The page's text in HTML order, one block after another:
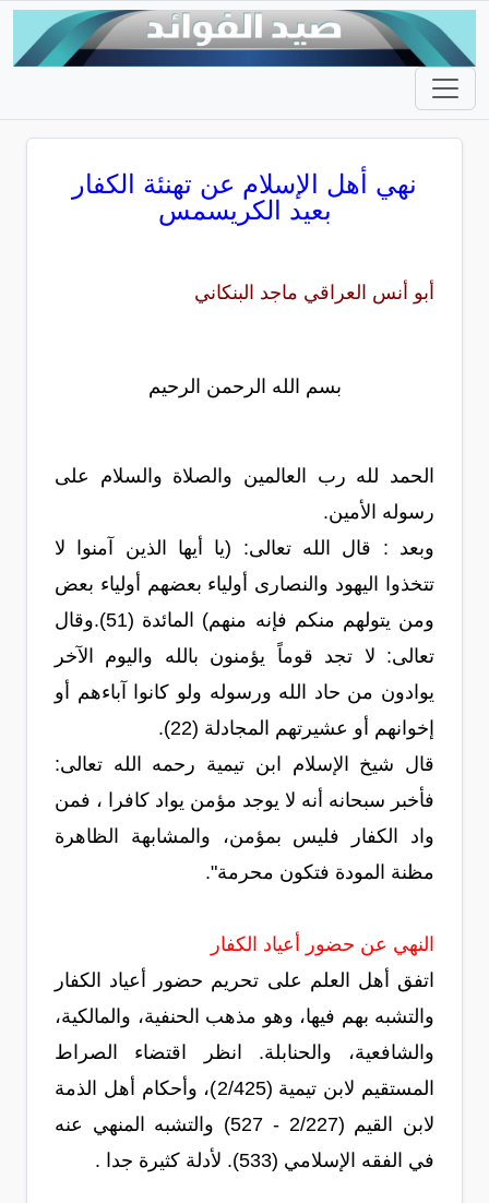
نهي أهل الإسلام عن تهنئة الكفار
بعيد الكريسمس
أبو أنس العراقي ماجد البنكاني
بسم الله الرحمن الرحيم
الحمد لله رب العالمين والصلاة والسلام على
رسوله الأمين.
وبعد : قال الله تعالى: (يا أيها الذين آمنوا لا
تتخذوا اليهود والنصارى أولياء بعضهم أولياء بعض
ومن يتولهم منكم فإنه منهم) المائدة (51).وقال
تعالى: لا تجد قوماً يؤمنون بالله واليوم الآخر
يوادون من حاد الله ورسوله ولو كانوا آباءهم أو
إخوانهم أو عشيرتهم المجادلة (22).
قال شيخ الإسلام ابن تيمية رحمه الله تعالى:
فأخبر سبحانه أنه لا يوجد مؤمن يواد كافرا ، فمن
واد الكفار فليس بمؤمن، والمشابهة الظاهرة
مظنة المودة فتكون محرمة".
النهي عن حضور أعياد الكفار
اتفق أهل العلم على تحريم حضور أعياد الكفار
والتشبه بهم فيها، وهو مذهب الحنفية، والمالكية،
والشافعية، والحنابلة. انظر اقتضاء الصراط
المستقيم لابن تيمية (2/425)، وأحكام أهل الذمة
لابن القيم (2/227 - 527) والتشبه المنهي عنه
في الفقه الإسلامي (533). لأدلة كثيرة جدا .